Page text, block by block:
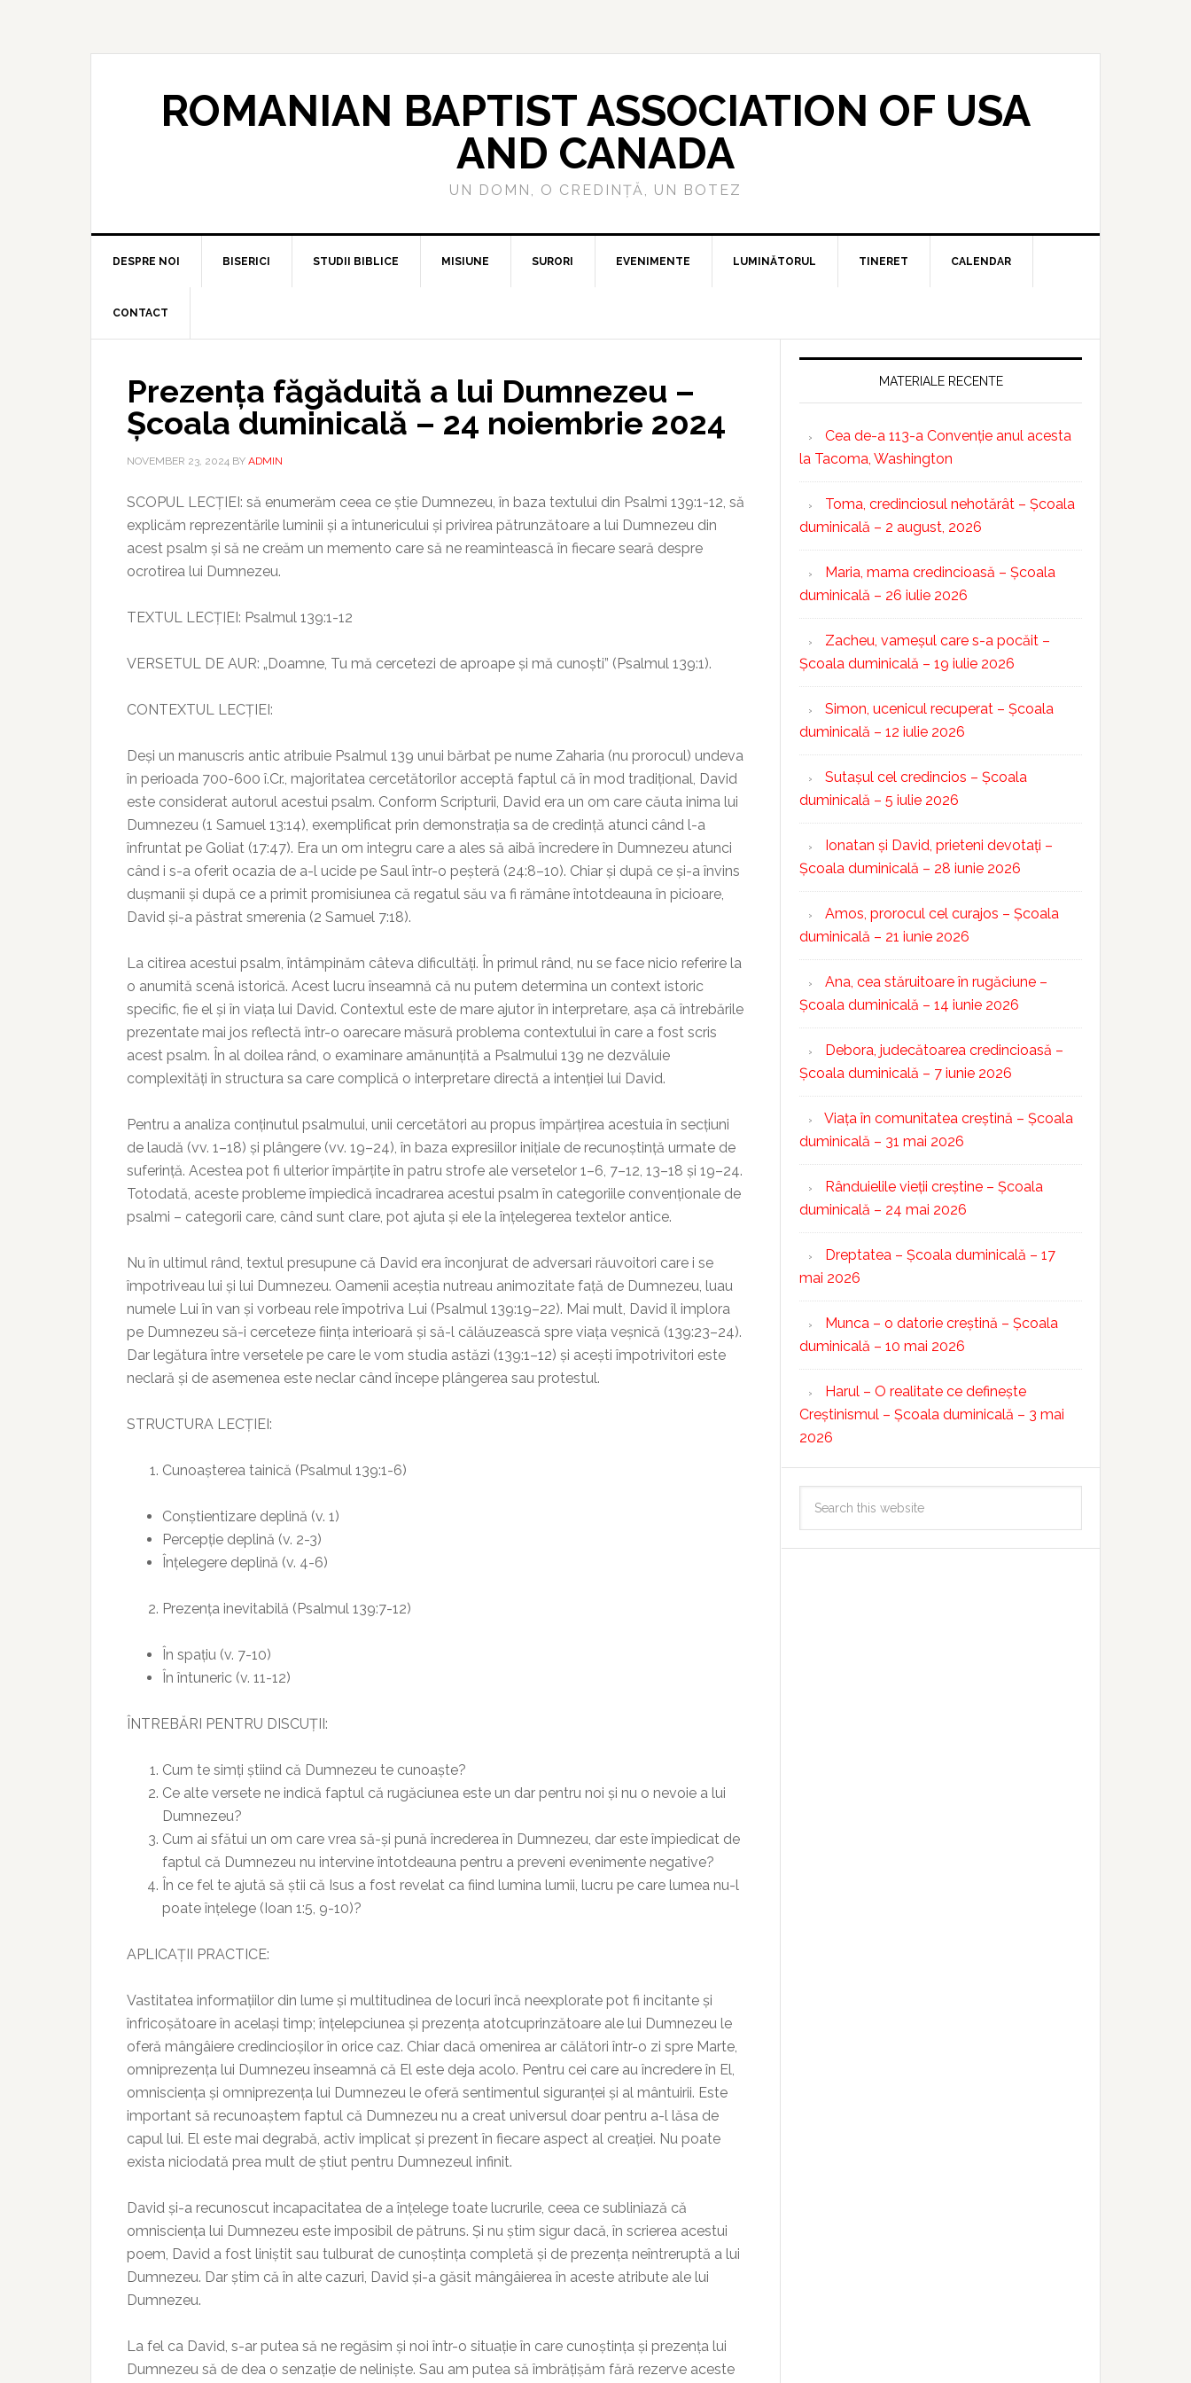
ROMANIAN BAPTIST ASSOCIATION OF USA
AND CANADA
UN DOMN, O CREDINȚĂ, UN BOTEZ
DESPRE NOI BISERICI STUDII BIBLICE MISIUNE SURORI EVENIMENTE LUMINĂTORUL TINERET CALENDAR
CONTACT
Prezența făgăduită a lui Dumnezeu –
Școala duminicală – 24 noiembrie 2024
NOVEMBER 23, 2024 BY ADMIN
SCOPUL LECȚIEI: să enumerăm ceea ce știe Dumnezeu, în baza textului din Psalmi 139:1-12, să
explicăm reprezentările luminii și a întunericului și privirea pătrunzătoare a lui Dumnezeu din
acest psalm și să ne creăm un memento care să ne reamintească în fiecare seară despre
ocrotirea lui Dumnezeu.
TEXTUL LECȚIEI: Psalmul 139:1-12
VERSETUL DE AUR: „Doamne, Tu mă cercetezi de aproape și mă cunoști” (Psalmul 139:1).
CONTEXTUL LECȚIEI:
Deși un manuscris antic atribuie Psalmul 139 unui bărbat pe nume Zaharia (nu prorocul) undeva
în perioada 700-600 î.Cr., majoritatea cercetătorilor acceptă faptul că în mod tradițional, David
este considerat autorul acestui psalm. Conform Scripturii, David era un om care căuta inima lui
Dumnezeu (1 Samuel 13:14), exemplificat prin demonstrația sa de credință atunci când l-a
înfruntat pe Goliat (17:47). Era un om integru care a ales să aibă încredere în Dumnezeu atunci
când i s-a oferit ocazia de a-l ucide pe Saul într-o peșteră (24:8–10). Chiar și după ce și-a învins
dușmanii și după ce a primit promisiunea că regatul său va fi rămâne întotdeauna în picioare,
David și-a păstrat smerenia (2 Samuel 7:18).
La citirea acestui psalm, întâmpinăm câteva dificultăți. În primul rând, nu se face nicio referire la
o anumită scenă istorică. Acest lucru înseamnă că nu putem determina un context istoric
specific, fie el și în viața lui David. Contextul este de mare ajutor în interpretare, așa că întrebările
prezentate mai jos reflectă într-o oarecare măsură problema contextului în care a fost scris
acest psalm. În al doilea rând, o examinare amănunțită a Psalmului 139 ne dezvăluie
complexități în structura sa care complică o interpretare directă a intenției lui David.
Pentru a analiza conținutul psalmului, unii cercetători au propus împărțirea acestuia în secțiuni
de laudă (vv. 1–18) și plângere (vv. 19–24), în baza expresiilor inițiale de recunoștință urmate de
suferință. Acestea pot fi ulterior împărțite în patru strofe ale versetelor 1–6, 7–12, 13–18 și 19–24.
Totodată, aceste probleme împiedică încadrarea acestui psalm în categoriile convenționale de
psalmi – categorii care, când sunt clare, pot ajuta și ele la înțelegerea textelor antice.
Nu în ultimul rând, textul presupune că David era înconjurat de adversari răuvoitori care i se
împotriveau lui și lui Dumnezeu. Oamenii aceștia nutreau animozitate față de Dumnezeu, luau
numele Lui în van și vorbeau rele împotriva Lui (Psalmul 139:19–22). Mai mult, David îl implora
pe Dumnezeu să-i cerceteze ființa interioară și să-l călăuzească spre viața veșnică (139:23–24).
Dar legătura între versetele pe care le vom studia astăzi (139:1–12) și acești împotrivitori este
neclară și de asemenea este neclar când începe plângerea sau protestul.
STRUCTURA LECȚIEI:
Cunoașterea tainică (Psalmul 139:1-6)
Conștientizare deplină (v. 1)
Percepție deplină (v. 2-3)
Înțelegere deplină (v. 4-6)
Prezența inevitabilă (Psalmul 139:7-12)
În spațiu (v. 7-10)
În întuneric (v. 11-12)
ÎNTREBĂRI PENTRU DISCUȚII:
Cum te simți știind că Dumnezeu te cunoaște?
Ce alte versete ne indică faptul că rugăciunea este un dar pentru noi și nu o nevoie a lui
Dumnezeu?
Cum ai sfătui un om care vrea să-și pună încrederea în Dumnezeu, dar este împiedicat de
faptul că Dumnezeu nu intervine întotdeauna pentru a preveni evenimente negative?
În ce fel te ajută să știi că Isus a fost revelat ca fiind lumina lumii, lucru pe care lumea nu-l
poate înțelege (Ioan 1:5, 9-10)?
APLICAȚII PRACTICE:
Vastitatea informațiilor din lume și multitudinea de locuri încă neexplorate pot fi incitante și
înfricoșătoare în același timp; înțelepciunea și prezența atotcuprinzătoare ale lui Dumnezeu le
oferă mângâiere credincioșilor în orice caz. Chiar dacă omenirea ar călători într-o zi spre Marte,
omniprezența lui Dumnezeu înseamnă că El este deja acolo. Pentru cei care au încredere în El,
omnisciența și omniprezența lui Dumnezeu le oferă sentimentul siguranței și al mântuirii. Este
important să recunoaștem faptul că Dumnezeu nu a creat universul doar pentru a-l lăsa de
capul lui. El este mai degrabă, activ implicat și prezent în fiecare aspect al creației. Nu poate
exista niciodată prea mult de știut pentru Dumnezeul infinit.
David și-a recunoscut incapacitatea de a înțelege toate lucrurile, ceea ce subliniază că
omnisciența lui Dumnezeu este imposibil de pătruns. Și nu știm sigur dacă, în scrierea acestui
poem, David a fost liniștit sau tulburat de cunoștința completă și de prezența neîntreruptă a lui
Dumnezeu. Dar știm că în alte cazuri, David și-a găsit mângâierea în aceste atribute ale lui
Dumnezeu.
La fel ca David, s-ar putea să ne regăsim și noi într-o situație în care cunoștința și prezența lui
Dumnezeu să de dea o senzație de neliniște. Sau am putea să îmbrățișăm fără rezerve aceste
MATERIALE RECENTE
Cea de-a 113-a Convenție anul acesta
la Tacoma, Washington
Toma, credinciosul nehotărât – Școala
duminicală – 2 august, 2026
Maria, mama credincioasă – Școala
duminicală – 26 iulie 2026
Zacheu, vameșul care s-a pocăit –
Școala duminicală – 19 iulie 2026
Simon, ucenicul recuperat – Școala
duminicală – 12 iulie 2026
Sutașul cel credincios – Școala
duminicală – 5 iulie 2026
Ionatan și David, prieteni devotați –
Școala duminicală – 28 iunie 2026
Amos, prorocul cel curajos – Școala
duminicală – 21 iunie 2026
Ana, cea stăruitoare în rugăciune –
Școala duminicală – 14 iunie 2026
Debora, judecătoarea credincioasă –
Școala duminicală – 7 iunie 2026
Viața în comunitatea creștină – Școala
duminicală – 31 mai 2026
Rânduielile vieții creștine – Școala
duminicală – 24 mai 2026
Dreptatea – Școala duminicală – 17
mai 2026
Munca – o datorie creștină – Școala
duminicală – 10 mai 2026
Harul – O realitate ce definește
Creștinismul – Școala duminicală – 3 mai
2026